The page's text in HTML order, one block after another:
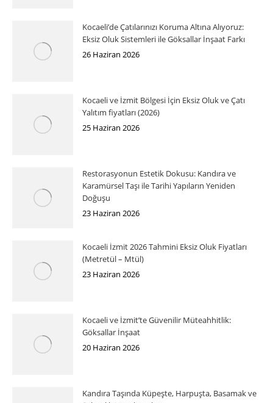
Kocaeli’de Çatılarınızı Koruma Altına Alıyoruz:
Eksiz Oluk Sistemleri ile Göksallar İnşaat Farkı
26 Haziran 2026
Kocaeli ve İzmit Bölgesi İçin Eksiz Oluk ve Çatı
Yalıtım fiyatları (2026)
25 Haziran 2026
Restorasyonun Estetik Dokusu: Kandıra ve
Karamürsel Taşı ile Tarihi Yapıların Yeniden
Doğuşu
23 Haziran 2026
Kocaeli İzmit 2026 Tahmini Eksiz Oluk Fiyatları
(Metretül – Mtül)
23 Haziran 2026
Kocaeli ve İzmit’te Güvenilir Müteahhitlik:
Göksallar İnşaat
20 Haziran 2026
Kandıra Taşında Küpeşte, Harpuşta, Basamak ve